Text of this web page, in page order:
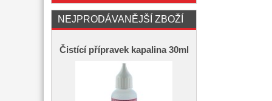
NEJPRODÁVANĚJŠÍ ZBOŽÍ
Čistící přípravek kapalina 30ml